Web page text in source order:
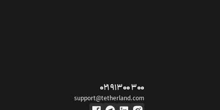
۰۲۱ ۹۱ ۳۰۰ ۳۰۰
support@tetherland.com